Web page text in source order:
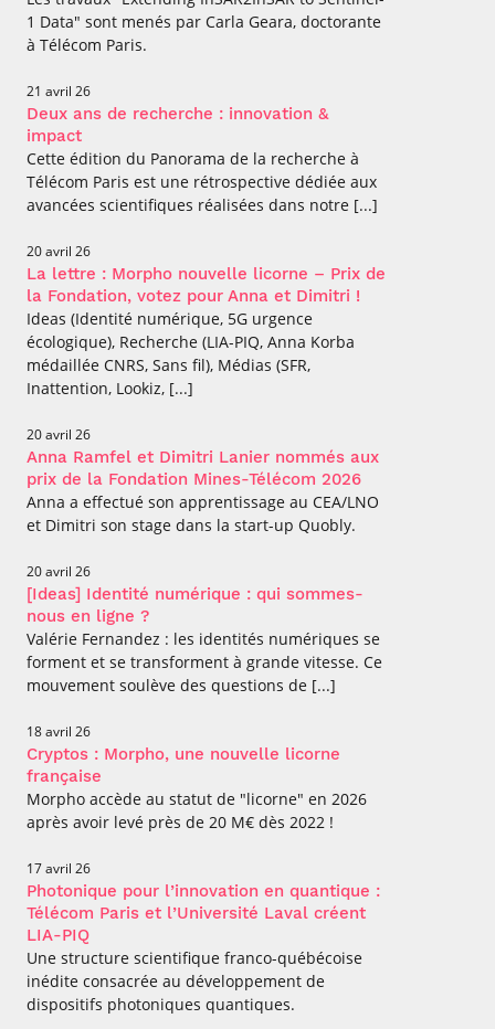
1 Data" sont menés par Carla Geara, doctorante
à Télécom Paris.
21 avril 26
Deux ans de recherche : innovation &
impact
Cette édition du Panorama de la recherche à
Télécom Paris est une rétrospective dédiée aux
avancées scientifiques réalisées dans notre [...]
20 avril 26
La lettre : Morpho nouvelle licorne – Prix de
la Fondation, votez pour Anna et Dimitri !
Ideas (Identité numérique, 5G urgence
écologique), Recherche (LIA-PIQ, Anna Korba
médaillée CNRS, Sans fil), Médias (SFR,
Inattention, Lookiz, [...]
20 avril 26
Anna Ramfel et Dimitri Lanier nommés aux
prix de la Fondation Mines-Télécom 2026
Anna a effectué son apprentissage au CEA/LNO
et Dimitri son stage dans la start-up Quobly.
20 avril 26
[Ideas] Identité numérique : qui sommes-
nous en ligne ?
Valérie Fernandez : les identités numériques se
forment et se transforment à grande vitesse. Ce
mouvement soulève des questions de [...]
18 avril 26
Cryptos : Morpho, une nouvelle licorne
française
Morpho accède au statut de "licorne" en 2026
après avoir levé près de 20 M€ dès 2022 !
17 avril 26
Photonique pour l’innovation en quantique :
Télécom Paris et l’Université Laval créent
LIA-PIQ
Une structure scientifique franco-québécoise
inédite consacrée au développement de
dispositifs photoniques quantiques.